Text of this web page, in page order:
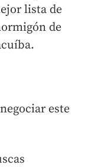
lista de
de
este